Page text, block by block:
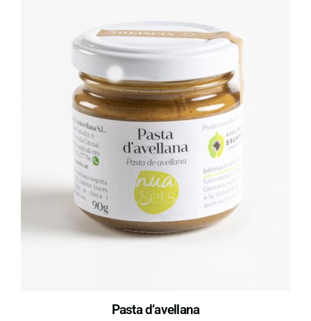
Pasta d’avellana​